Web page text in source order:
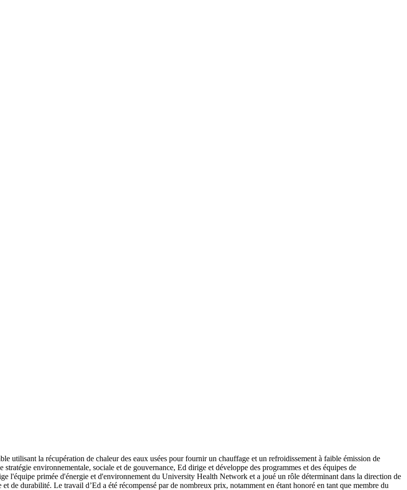
utilisant la récupération de chaleur des eaux usées pour fournir un chauffage et un refroidissement à faible émission de
environnementale, sociale et de gouvernance, Ed dirige et développe des programmes et des équipes de
l'équipe primée d'énergie et d'environnement du University Health Network et a joué un rôle déterminant dans la direction de
de durabilité. Le travail d’Ed a été récompensé par de nombreux prix, notamment en étant honoré en tant que membre du